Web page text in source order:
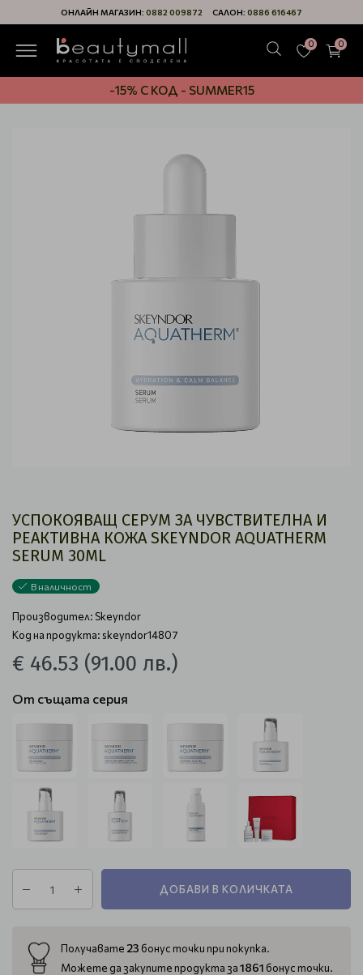
ОНЛАЙН МАГАЗИН: 0882 009872 САЛОН: 0886 616467
0 0
-15% С КОД - SUMMER15
УСПОКОЯВАЩ СЕРУМ ЗА ЧУВСТВИТЕЛНА И
РЕАКТИВНА КОЖА SKEYNDOR AQUATHERM
SERUM 30ML
В наличност
Производител: Skeyndor
Код на продукта: skeyndor14807
€ 46.53 (91.00 лв.)
От същата серия
ДОБАВИ В КОЛИЧКАТА
Получавате 23 бонус точки при покупка.
Можете да закупите продукта за1861 бонус точки.